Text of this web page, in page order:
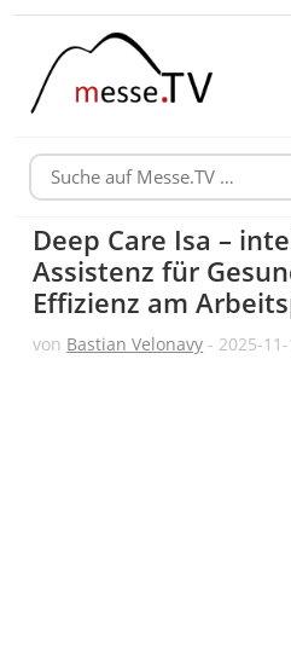
Deep Care Isa –
Assistenz für
Effizienz am
von Bastian Velonavy - 2025-